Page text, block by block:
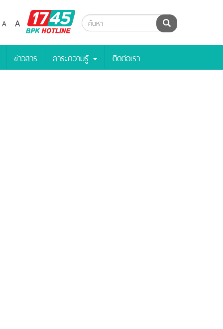
A A
BPK
Hotline
ค้นหา
ข่าวสาร สาระความรู้ ติดต่อเรา